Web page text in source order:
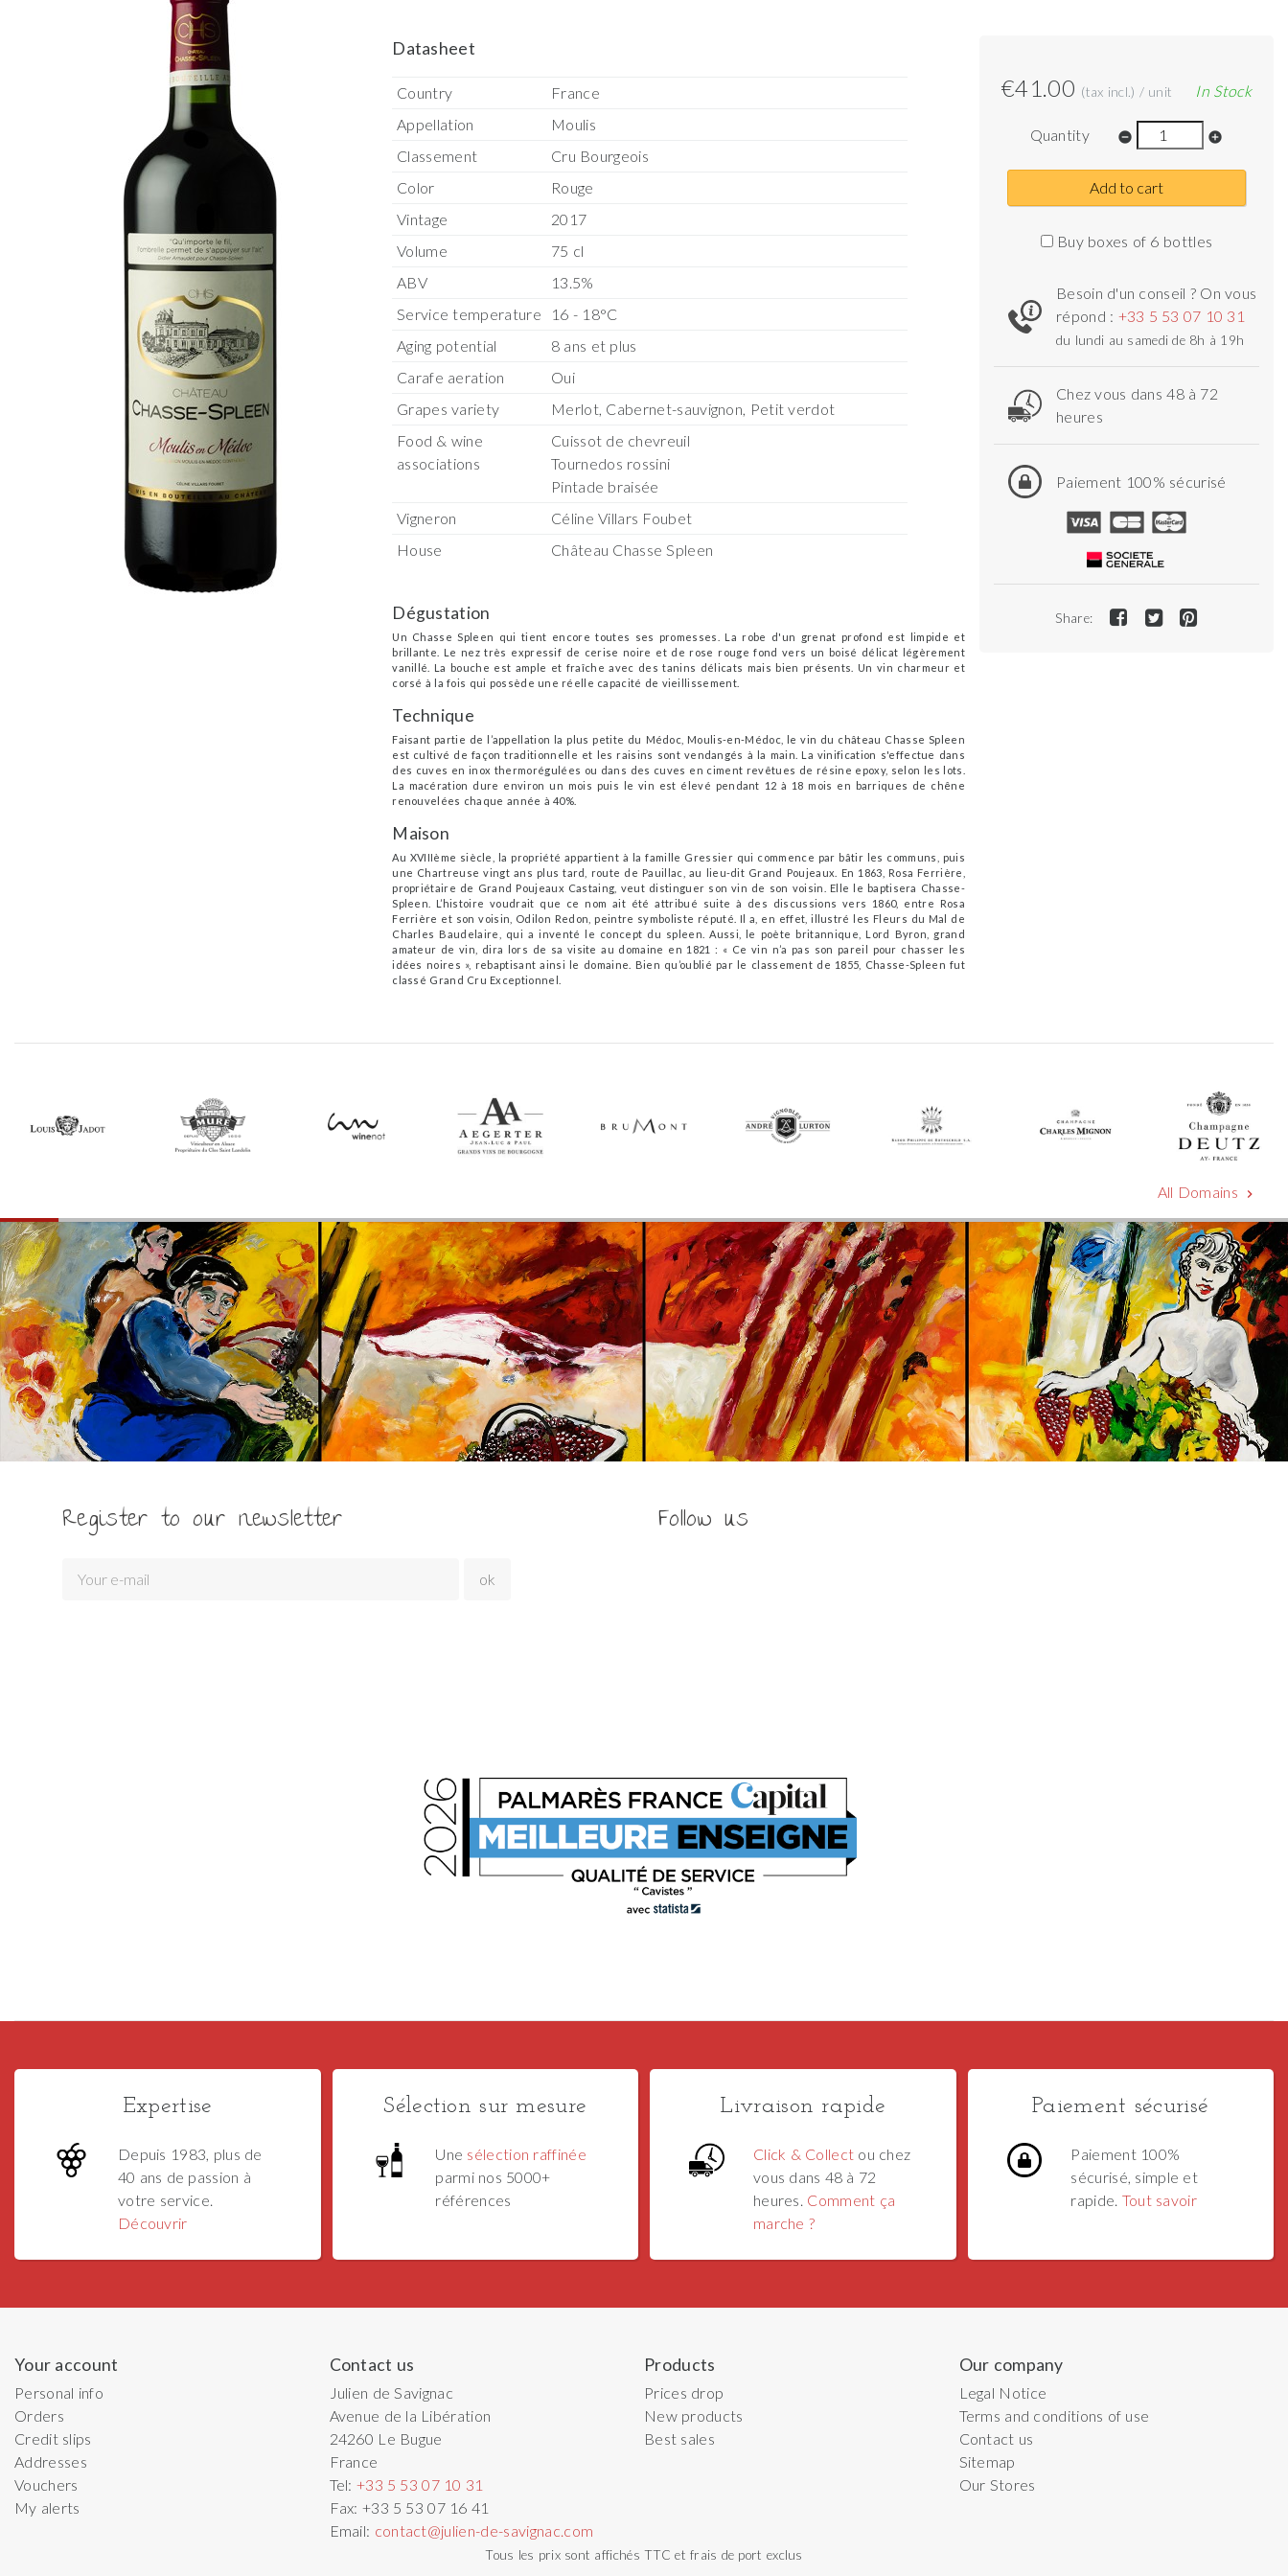
€41.00 (tax incl.) / unit In Stock
Quantity remove_circle add_circle
Add to cart
Buy boxes of 6 bottles
Besoin d'un conseil ? On vous
répond : +33 5 53 07 10 31
du lundi au samedi de 8h à 19h
Chez vous dans 48 à 72
heures
Paiement 100% sécurisé
Share:
Datasheet
Country
France
Appellation
Moulis
Classement
Cru Bourgeois
Color
Rouge
Vintage
2017
Volume
75 cl
ABV
13.5%
Service temperature
16 - 18°C
Aging potential
8 ans et plus
Carafe aeration
Oui
Grapes variety
Merlot, Cabernet-sauvignon, Petit verdot
Food & wine
associations
Cuissot de chevreuil
Tournedos rossini
Pintade braisée
Vigneron
Céline Villars Foubet
House
Château Chasse Spleen
Dégustation
Un Chasse Spleen qui tient encore toutes ses promesses. La robe d'un grenat profond est limpide et
brillante. Le nez très expressif de cerise noire et de rose rouge fond vers un boisé délicat légèrement
vanillé. La bouche est ample et fraîche avec des tanins délicats mais bien présents. Un vin charmeur et
corsé à la fois qui possède une réelle capacité de vieillissement.
Technique
Faisant partie de l’appellation la plus petite du Médoc, Moulis-en-Médoc, le vin du château Chasse Spleen
est cultivé de façon traditionnelle et les raisins sont vendangés à la main. La vinification s'effectue dans
des cuves en inox thermorégulées ou dans des cuves en ciment revêtues de résine epoxy, selon les lots.
La macération dure environ un mois puis le vin est élevé pendant 12 à 18 mois en barriques de chêne
renouvelées chaque année à 40%.
Maison
Au XVIIIème siècle, la propriété appartient à la famille Gressier qui commence par bâtir les communs, puis
une Chartreuse vingt ans plus tard, route de Pauillac, au lieu-dit Grand Poujeaux. En 1863, Rosa Ferrière,
propriétaire de Grand Poujeaux Castaing, veut distinguer son vin de son voisin. Elle le baptisera Chasse-
Spleen. L’histoire voudrait que ce nom ait été attribué suite à des discussions vers 1860, entre Rosa
Ferrière et son voisin, Odilon Redon, peintre symboliste réputé. Il a, en effet, illustré les Fleurs du Mal de
Charles Baudelaire, qui a inventé le concept du spleen. Aussi, le poète britannique, Lord Byron, grand
amateur de vin, dira lors de sa visite au domaine en 1821 : « Ce vin n’a pas son pareil pour chasser les
idées noires », rebaptisant ainsi le domaine. Bien qu’oublié par le classement de 1855, Chasse-Spleen fut
classé Grand Cru Exceptionnel.
All Domains chevron_right
Register to our newsletter Follow us
Expertise
Depuis 1983, plus de
40 ans de passion à
votre service.
Découvrir
Sélection sur mesure
Une sélection raffinée
parmi nos 5000+
références
Livraison rapide
Click & Collect ou chez
vous dans 48 à 72
heures. Comment ça
marche ?
Paiement sécurisé
Paiement 100%
sécurisé, simple et
rapide. Tout savoir
Your account
Personal info
Orders
Credit slips
Addresses
Vouchers
My alerts
Contact us
Julien de Savignac
Avenue de la Libération
24260 Le Bugue
France
Tel: +33 5 53 07 10 31
Fax: +33 5 53 07 16 41
Email: contact@julien-de-savignac.com
Products
Prices drop
New products
Best sales
Our company
Legal Notice
Terms and conditions of use
Contact us
Sitemap
Our Stores
Tous les prix sont affichés TTC et frais de port exclus